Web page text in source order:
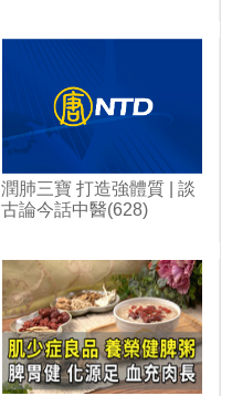
潤肺三寶 打造強體質 | 談
古論今話中醫(628)